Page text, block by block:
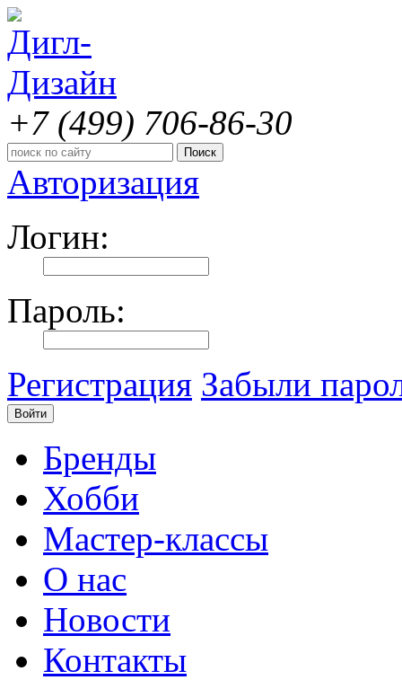
+7 (499) 706-86-30
Авторизация
Логин:
Пароль:
Регистрация Забыли
Бренды
Хобби
Мастер-классы
О нас
Новости
Контакты